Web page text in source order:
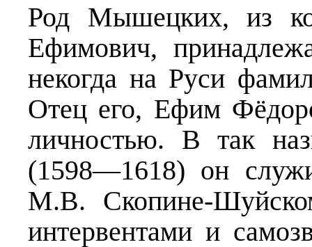
Род Мышецких, из
Ефимович,
некогда на Руси
Отец его, Ефим
личностью. В так
(1598—1618) он
М.В. Скопине-
интервентами и